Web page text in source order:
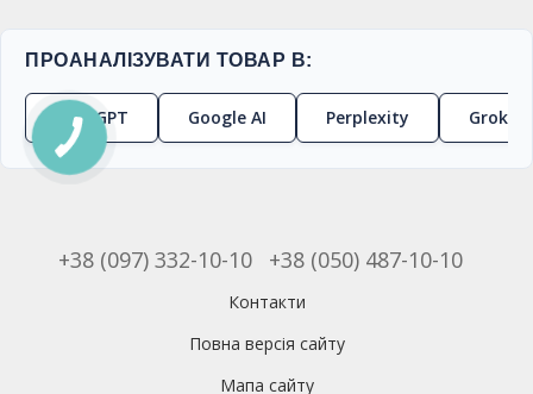
ПРОАНАЛІЗУВАТИ ТОВАР В:
ChatGPT Google AI Perplexity Grok
+38 (097) 332-10-10 +38 (050) 487-10-10
Контакти
Повна версія сайту
Мапа сайту